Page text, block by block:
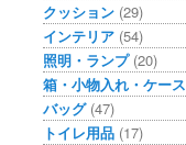
クッション (29)
インテリア (54)
照明・ランプ(20)
箱・小物入れ・ケース
バッグ(47)
トイレ用品 (17)